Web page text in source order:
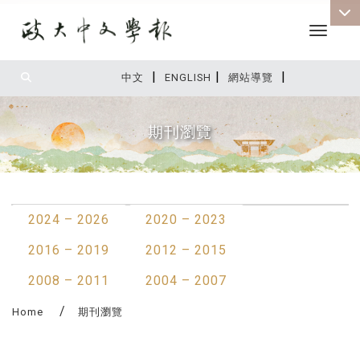
中文 | ENGLISH | 網站導覽 |
Toggle
期刊瀏覽
2024 – 2026
2020 – 2023
2016 – 2019
2012 – 2015
2008 – 2011
2004 – 2007
Home 期刊瀏覽